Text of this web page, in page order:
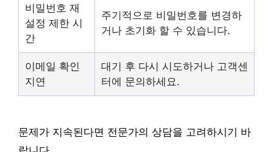
비밀번호 재
설정 제한 시
간
주기적으로 비밀번호를 변경하
거나 초기화 할 수 있습니다.
이메일 확인
지연
대기 후 다시 시도하거나 고객센
터에 문의하세요.
문제가 지속된다면 전문가의 상담을 고려하시기 바